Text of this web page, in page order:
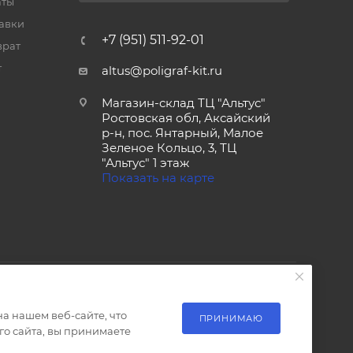
+7 (951) 511-92-01
altus@poligraf-kit.ru
Магазин-склад ТЦ "Альтус"
Ростовская обл, Аксайский
р-н, пос. Янтарный, Малое
Зеленое Кольцо, 3, ТЦ
"Альтус" 1 этаж
Показать на карте
нашем веб-сайте, что
сайта, вы принимаете
ПРИНИМАЮ